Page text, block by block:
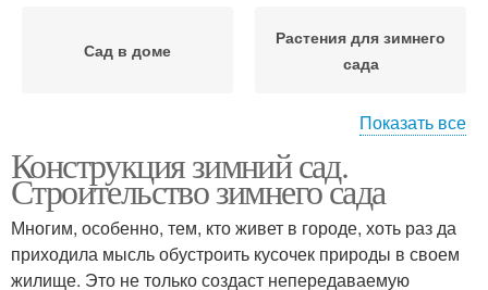
Сад в доме
Растения для зимнего
сада
Сад к дому Сад из поликарбоната
Показать все
Конструкция зимний сад.
Строительство зимнего сада
Многим, особенно, тем, кто живет в городе, хоть раз да
приходила мысль обустроить кусочек природы в своем
жилище. Это не только создаст непередаваемую